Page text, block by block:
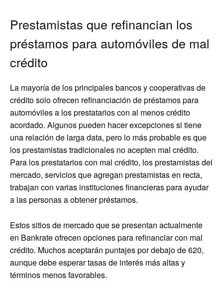
Prestamistas que refinancian los
préstamos para automóviles de mal
crédito
La mayoría de los principales bancos y cooperativas de
crédito solo ofrecen refinanciación de préstamos para
automóviles a los prestatarios con al menos crédito
acordado. Algunos pueden hacer excepciones si tiene
una relación de larga data, pero lo más probable es que
los prestamistas tradicionales no acepten mal crédito.
Para los prestatarios con mal crédito, los prestamistas del
mercado, servicios que agregan prestamistas en recta,
trabajan con varias instituciones financieras para ayudar
a las personas a obtener préstamos.
Estos sitios de mercado que se presentan actualmente
en Bankrate ofrecen opciones para refinanciar con mal
crédito. Muchos aceptarán puntajes por debajo de 620,
aunque debe esperar tasas de interés más altas y
términos menos favorables.